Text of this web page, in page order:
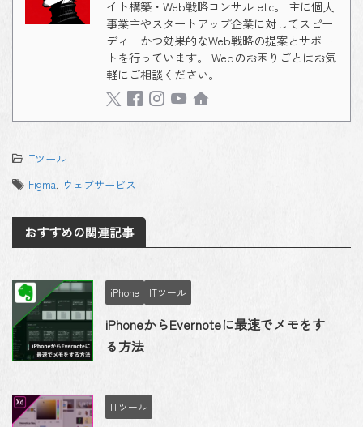
イト構築・Web戦略コンサル etc。 主に個人
事業主やスタートアップ企業に対してスピー
ディーかつ効果的なWeb戦略の提案とサポー
トを行っています。 Webのお困りごとはお気
軽にご相談ください。
-ITツール
-Figma ウェブサービス
おすすめの関連記事
iPhone ITツール
iPhoneからEvernoteに最速でメモをす
る方法
ITツール